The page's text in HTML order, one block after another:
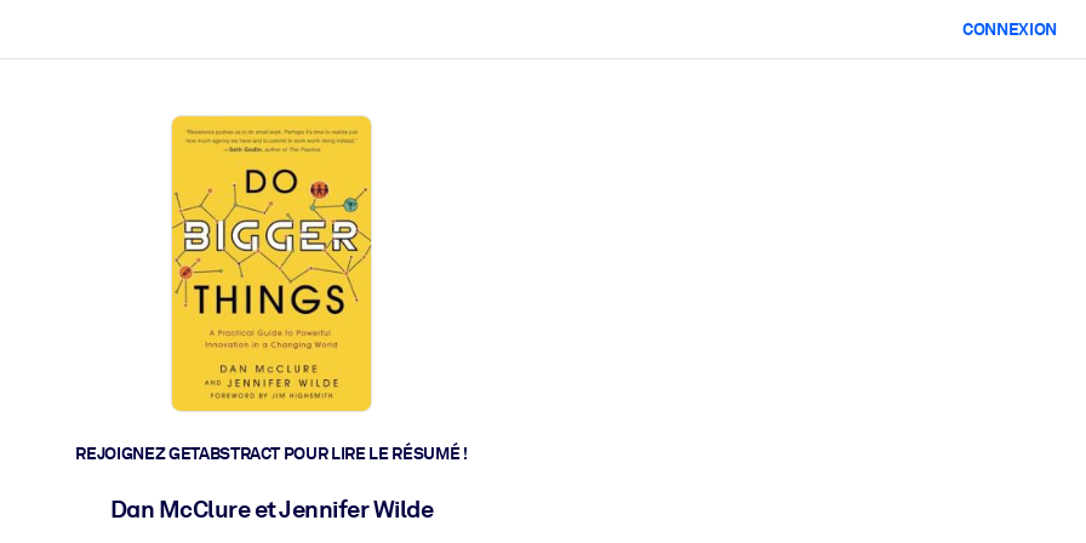
CONNEXION
REJOIGNEZ GETABSTRACT POUR LIRE LE RÉSUMÉ !
Dan McClure et Jennifer Wilde